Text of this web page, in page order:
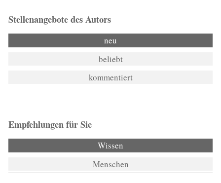
Stellenangebote des Autors
neu
beliebt
kommentiert
Empfehlungen für Sie
Wissen
Menschen